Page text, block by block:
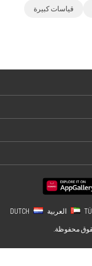
قياسات كبيرة
العربية